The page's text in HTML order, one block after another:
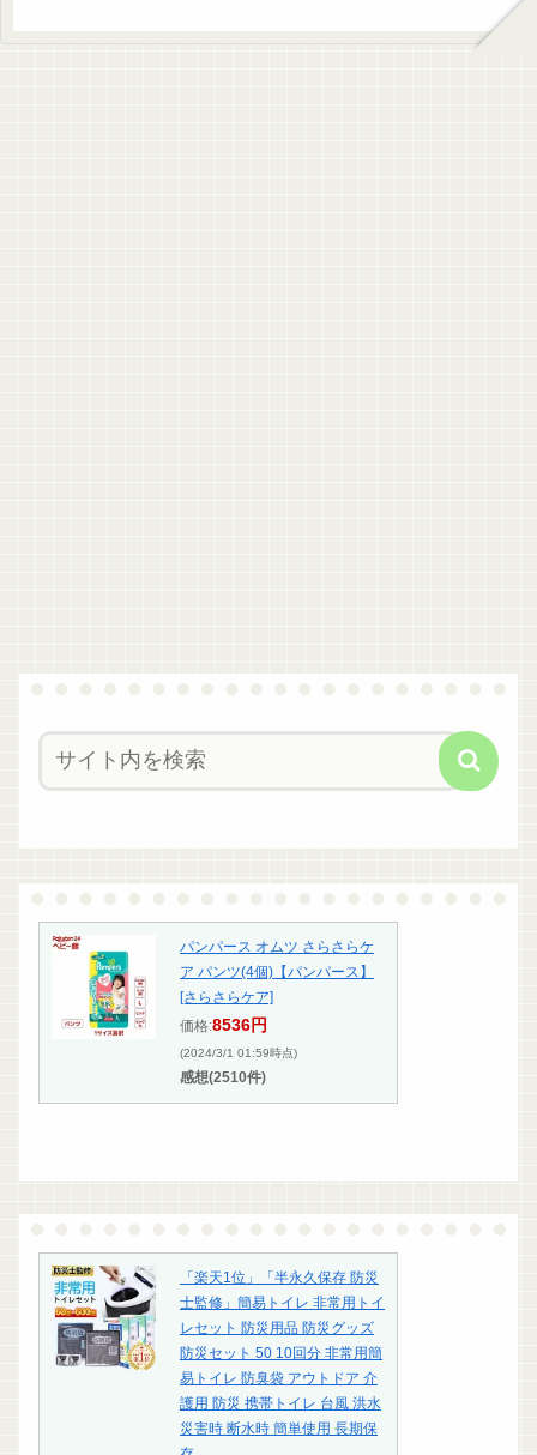
パンパース オムツ さらさらケ
ア パンツ(4個)【パンパース】
[さらさらケア]
価格:8536円
(2024/3/1 01:59時点)
感想(2510件)
「楽天1位」「半永久保存 防災
士監修」簡易トイレ 非常用トイ
レセット 防災用品 防災グッズ
防災セット 50 10回分 非常用簡
易トイレ 防臭袋 アウトドア 介
護用 防災 携帯トイレ 台風 洪水
災害時 断水時 簡単使用 長期保